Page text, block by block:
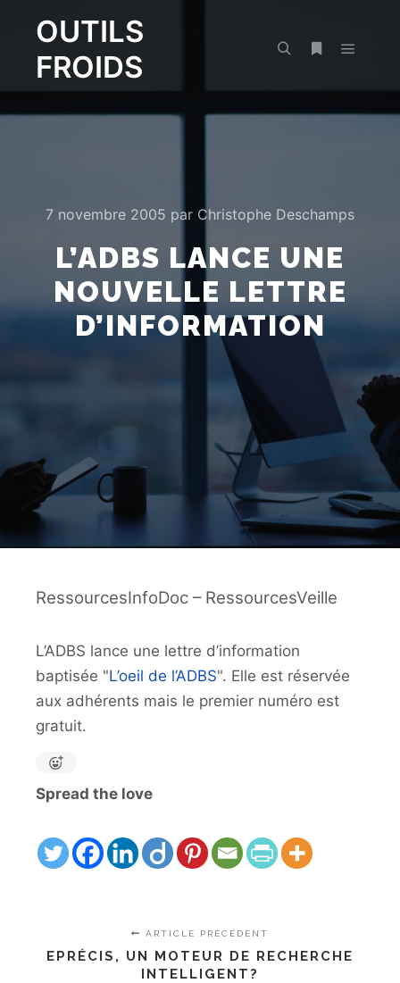
OUTILS
FROIDS
7 novembre 2005 par Christophe Deschamps
L’ADBS LANCE UNE
NOUVELLE LETTRE
D’INFORMATION
RessourcesInfoDoc – RessourcesVeille
L’ADBS lance une lettre d’information
baptisée "L’oeil de l’ADBS". Elle est réservée
aux adhérents mais le premier numéro est
gratuit.
Spread the love
ARTICLE PRÉCÉDENT
EPRÉCIS, UN MOTEUR DE RECHERCHE
INTELLIGENT?